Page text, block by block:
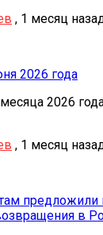
, 1 месяц
2026 года
2026
, 1 месяц
предложили
в